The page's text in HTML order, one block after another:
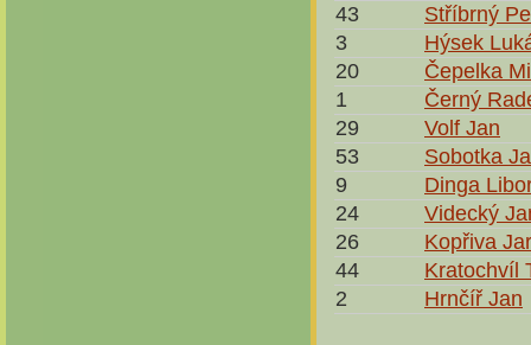
43
Stříbrný
3
Hýsek
20
Čepelka
1
Černý
29
Volf Jan
53
Sobotka
9
Dinga
24
Videcký
26
Kopřiva
44
Kratochvíl
2
Hrnčíř Jan